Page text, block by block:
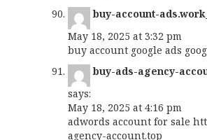
buy-account-
May 18, 2025 at 3:32 pm
buy account google ads
buy-ads-agency-
says:
May 18, 2025 at 4:16 pm
adwords account for sale
agency-account.top